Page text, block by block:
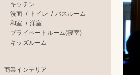
キッチン
洗面 / トイレ / バスルーム
和室 / 洋室
プライベートルーム(寝室)
キッズルーム
商業インテリア